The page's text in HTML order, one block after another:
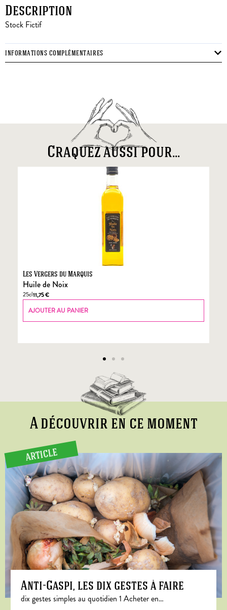
Description
Stock Fictif
INFORMATIONS COMPLÉMENTAIRES
Craquez aussi pour...
Les Vergers du Marquis
Huile de Noix
25cl11,75€
AJOUTER AU PANIER
A découvrir en ce moment
ARTICLE
Anti-Gaspi, les dix gestes à faire
dix gestes simples au quotidien 1 Acheter en…